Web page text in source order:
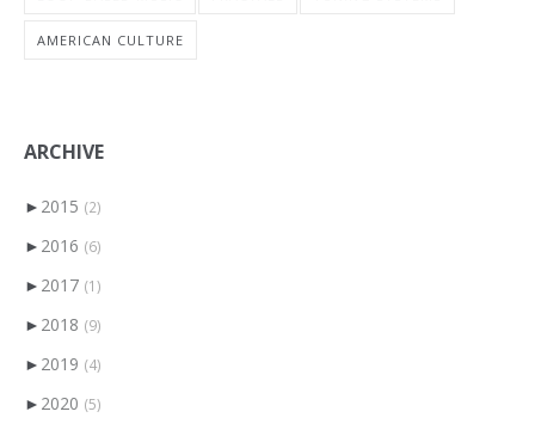
AMERICAN CULTURE
ARCHIVE
► 2015 (2)
► 2016 (6)
► 2017 (1)
► 2018 (9)
► 2019 (4)
► 2020 (5)